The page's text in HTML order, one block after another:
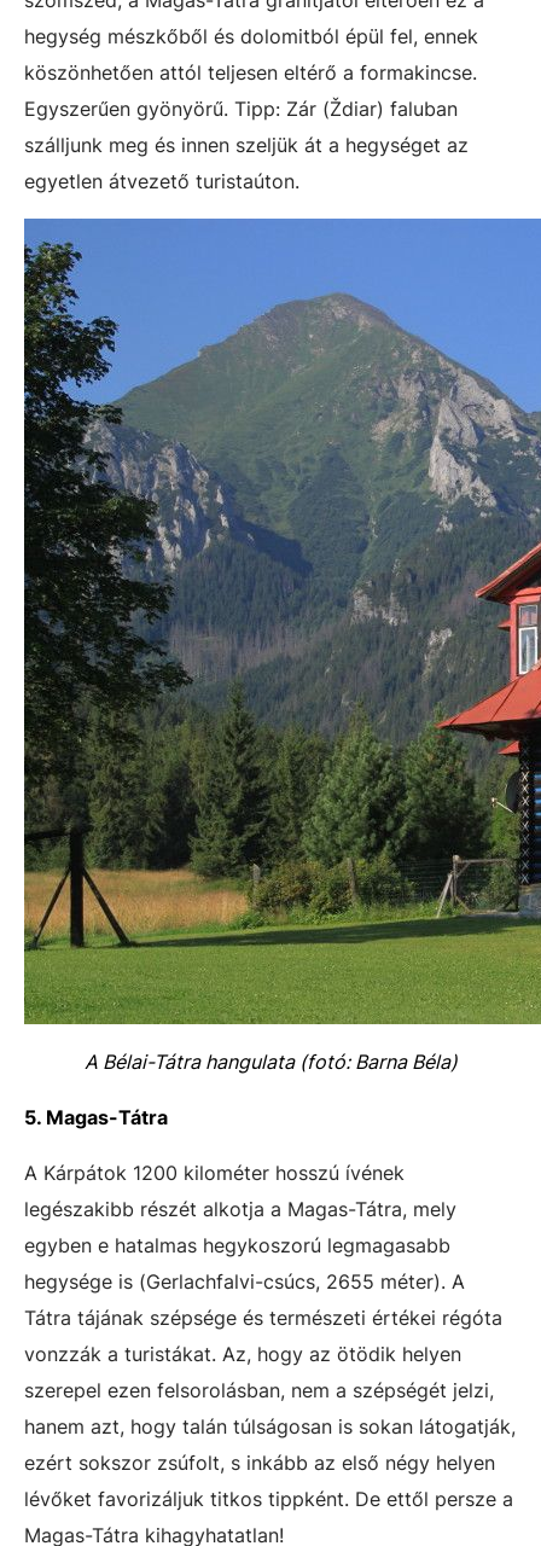
hegység mészkőből és dolomitból épül fel, ennek
köszönhetően attól teljesen eltérő a formakincse.
Egyszerűen gyönyörű. Tipp: Zár (Ždiar) faluban
szálljunk meg és innen szeljük át a hegységet az
egyetlen átvezető turistaúton.
A Bélai-Tátra hangulata (fotó: Barna Béla)
5. Magas-Tátra
A Kárpátok 1200 kilométer hosszú ívének
legészakibb részét alkotja a Magas-Tátra, mely
egyben e hatalmas hegykoszorú legmagasabb
hegysége is (Gerlachfalvi-csúcs, 2655 méter). A
Tátra tájának szépsége és természeti értékei régóta
vonzzák a turistákat. Az, hogy az ötödik helyen
szerepel ezen felsorolásban, nem a szépségét jelzi,
hanem azt, hogy talán túlságosan is sokan látogatják,
ezért sokszor zsúfolt, s inkább az első négy helyen
lévőket favorizáljuk titkos tippként. De ettől persze a
Magas-Tátra kihagyhatatlan!